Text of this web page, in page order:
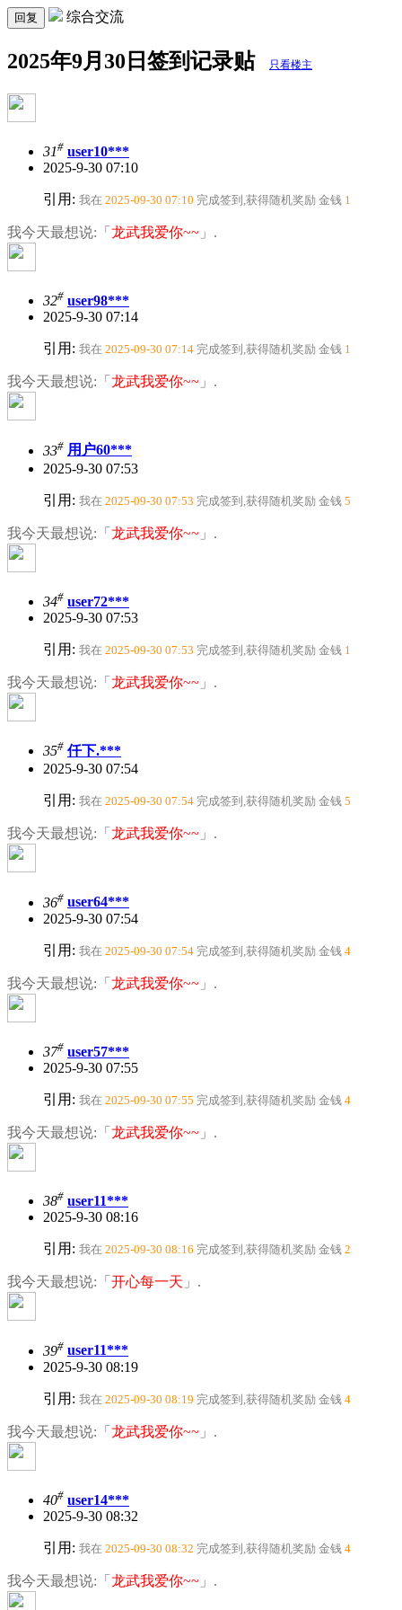
回复 综合交流
2025年9月30日签到记录贴 只看楼主
31# user10***
2025-9-30 07:10
引用: 我在 2025-09-30 07:10 完成签到,获得随机奖励 金钱 1
我今天最想说:「 龙武我爱你~~ 」.
32# user98***
2025-9-30 07:14
引用: 我在 2025-09-30 07:14 完成签到,获得随机奖励 金钱 1
我今天最想说:「 龙武我爱你~~ 」.
33# 用户60***
2025-9-30 07:53
引用: 我在 2025-09-30 07:53 完成签到,获得随机奖励 金钱 5
我今天最想说:「 龙武我爱你~~ 」.
34# user72***
2025-9-30 07:53
引用: 我在 2025-09-30 07:53 完成签到,获得随机奖励 金钱 1
我今天最想说:「 龙武我爱你~~ 」.
35# 仟下.***
2025-9-30 07:54
引用: 我在 2025-09-30 07:54 完成签到,获得随机奖励 金钱 5
我今天最想说:「 龙武我爱你~~ 」.
36# user64***
2025-9-30 07:54
引用: 我在 2025-09-30 07:54 完成签到,获得随机奖励 金钱 4
我今天最想说:「 龙武我爱你~~ 」.
37# user57***
2025-9-30 07:55
引用: 我在 2025-09-30 07:55 完成签到,获得随机奖励 金钱 4
我今天最想说:「 龙武我爱你~~ 」.
38# user11***
2025-9-30 08:16
引用: 我在 2025-09-30 08:16 完成签到,获得随机奖励 金钱 2
我今天最想说:「 开心每一天 」.
39# user11***
2025-9-30 08:19
引用: 我在 2025-09-30 08:19 完成签到,获得随机奖励 金钱 4
我今天最想说:「 龙武我爱你~~ 」.
40# user14***
2025-9-30 08:32
引用: 我在 2025-09-30 08:32 完成签到,获得随机奖励 金钱 4
我今天最想说:「 龙武我爱你~~ 」.